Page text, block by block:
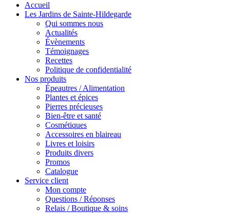
Accueil
Les Jardins de Sainte-Hildegarde
Qui sommes nous
Actualités
Évènements
Témoignages
Recettes
Politique de confidentialité
Nos produits
Épeautres / Alimentation
Plantes et épices
Pierres précieuses
Bien-être et santé
Cosmétiques
Accessoires en blaireau
Livres et loisirs
Produits divers
Promos
Catalogue
Service client
Mon compte
Questions / Réponses
Relais / Boutique & soins